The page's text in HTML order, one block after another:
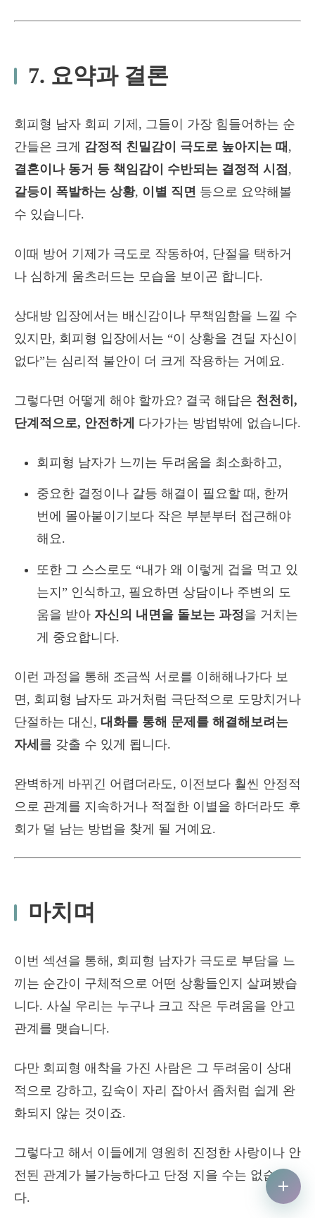
7. 요약과 결론
회피형 남자 회피 기제, 그들이 가장 힘들어하는 순
간들은 크게 감정적 친밀감이 극도로 높아지는 때 ,
결혼이나 동거 등 책임감이 수반되는 결정적 시점 ,
갈등이 폭발하는 상황, 이별 직면 등으로 요약해볼
수 있습니다.
이때 방어 기제가 극도로 작동하여, 단절을 택하거
나 심하게 움츠러드는 모습을 보이곤 합니다.
상대방 입장에서는 배신감이나 무책임함을 느낄 수
있지만, 회피형 입장에서는 “이 상황을 견딜 자신이
없다”는 심리적 불안이 더 크게 작용하는 거예요.
그렇다면 어떻게 해야 할까요? 결국 해답은 천천히,
단계적으로, 안전하게
다가가는 방법밖에 없습니다.
회피형 남자가 느끼는 두려움을 최소화하고,
중요한 결정이나 갈등 해결이 필요할 때, 한꺼
번에 몰아붙이기보다 작은 부분부터 접근해야
해요.
또한 그 스스로도 “내가 왜 이렇게 겁을 먹고 있
는지” 인식하고, 필요하면 상담이나 주변의 도
움을 받아 자신의 내면을 돌보는 과정을 거치는
게 중요합니다.
이런 과정을 통해 조금씩 서로를 이해해나가다 보
면, 회피형 남자도 과거처럼 극단적으로 도망치거나
단절하는 대신, 대화를 통해 문제를 해결해보려는
자세 를 갖출 수 있게 됩니다.
완벽하게 바뀌긴 어렵더라도, 이전보다 훨씬 안정적
으로 관계를 지속하거나 적절한 이별을 하더라도 후
회가 덜 남는 방법을 찾게 될 거예요.
마치며
이번 섹션을 통해, 회피형 남자가 극도로 부담을 느
끼는 순간이 구체적으로 어떤 상황들인지 살펴봤습
니다. 사실 우리는 누구나 크고 작은 두려움을 안고
관계를 맺습니다.
다만 회피형 애착을 가진 사람은 그 두려움이 상대
적으로 강하고, 깊숙이 자리 잡아서 좀처럼 쉽게 완
화되지 않는 것이죠.
그렇다고 해서 이들에게 영원히 진정한 사랑이나 안
전된 관계가 불가능하다고 단정 지을 수는 없습니
다.